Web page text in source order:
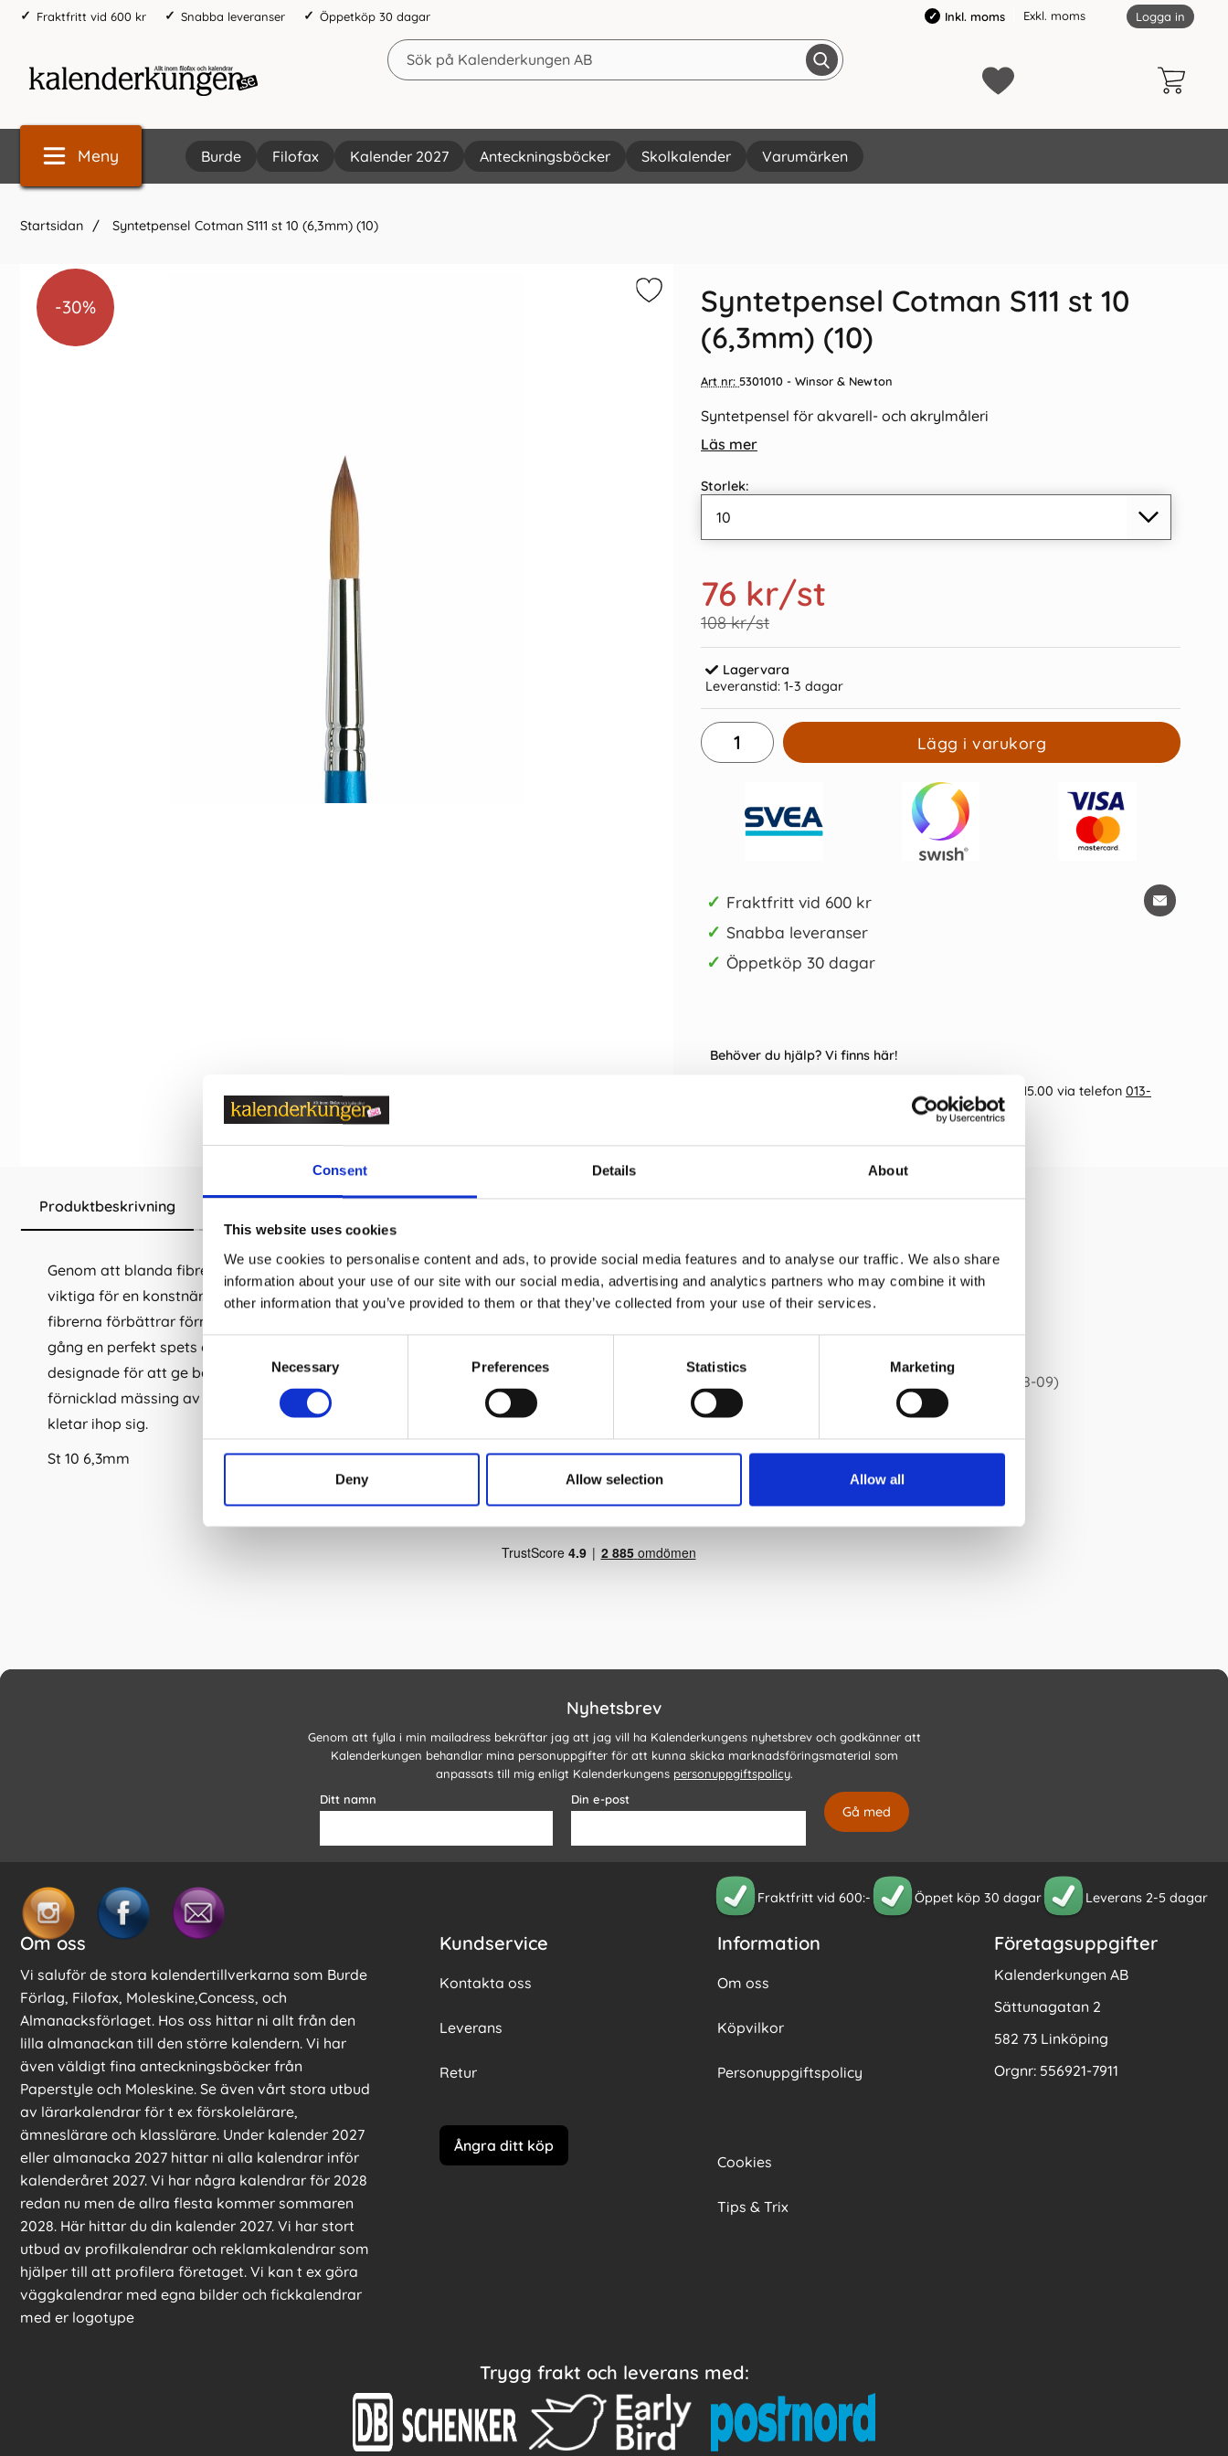
Consent Details About
This website uses cookies
We use cookies to personalise content and ads, to provide social media features and to analyse our traffic. We also share
information about your use of our site with our social media, advertising and analytics partners who may combine it with
other information that you’ve provided to them or that they’ve collected from your use of their services.
Consent
Necessary Preferences Statistics Marketing
Deny Allow selection Allow all
Fraktfritt vid 600 kr Snabba leveranser Öppetköp 30 dagar Inkl. moms Exkl. moms Logga in
Meny Burde Filofax Kalender 2027 Anteckningsböcker Skolkalender Varumärken
Startsidan Syntetpensel Cotman S111 st 10 (6,3mm) (10)
-30%
Syntetpensel Cotman S111 st 10
(6,3mm) (10)
Art nr: 5301010 - Winsor & Newton
Syntetpensel för akvarell- och akrylmåleri
Läs mer
Storlek:
76 kr/st
108 kr/st
Lagervara
Leveranstid: 1-3 dagar
Lägg i varukorg
✓ Fraktfritt vid 600 kr
✓ Snabba leveranser
✓ Öppetköp 30 dagar
Behöver du hjälp? Vi finns här!
Kundservice har öppet helgfria vardagar kl 09.00-15.00 via telefon 013-
info@kalenderkungen.se
Produktbeskrivning
Genom att blanda fibrer av olika tjocklek har penseln fått tre egenskaper som är
viktiga för en konstnär. De tjockare fibrerna ger styrka och spänst, medan de tunnare
fibrerna förbättrar förmågan att bära färg. Tillsammans formar fibrerna gång på
gång en perfekt spets anpassad för akvarell- och akrylmåleri. Skaften är speciellt
designade för att ge balans och komfort under målandets gång, hylsorna är av
förnicklad mässing av hög kvalitet vilket förhindrar korrosion och att penselhåren
kletar ihop sig.
St 10 6,3mm
Konstnärsmaterial /Penslar
Lägsta pris senaste 30 dagarna är 76 kr (2026-08-09)
Nyhetsbrev
Genom att fylla i min mailadress bekräftar jag att jag vill ha Kalenderkungens nyhetsbrev och godkänner att
Kalenderkungen behandlar mina personuppgifter för att kunna skicka marknadsföringsmaterial som
anpassats till mig enligt Kalenderkungens personuppgiftspolicy.
Ditt namn
Din e-post
Fraktfritt vid 600:- Öppet köp 30 dagar Leverans 2-5 dagar
Om oss
Vi saluför de stora kalendertillverkarna som Burde
Förlag, Filofax, Moleskine,Concess, och
Almanacksförlaget. Hos oss hittar ni allt från den
lilla almanackan till den större kalendern. Vi har
även väldigt fina anteckningsböcker från
Paperstyle och Moleskine. Se även vårt stora utbud
av lärarkalendrar för t ex förskolelärare,
ämneslärare och klasslärare. Under kalender 2027
eller almanacka 2027 hittar ni alla kalendrar inför
kalenderåret 2027. Vi har några kalendrar för 2028
redan nu men de allra flesta kommer sommaren
2028. Här hittar du din kalender 2027. Vi har stort
utbud av profilkalendrar och reklamkalendrar som
hjälper till att profilera företaget. Vi kan t ex göra
väggkalendrar med egna bilder och fickkalendrar
med er logotype
Kundservice
Kontakta oss
Leverans
Retur
Ångra ditt köp
Information
Om oss
Köpvilkor
Personuppgiftspolicy
Cookies
Tips & Trix
Företagsuppgifter
Kalenderkungen AB
Sättunagatan 2
582 73 Linköping
Orgnr: 556921-7911
Trygg frakt och leverans med: